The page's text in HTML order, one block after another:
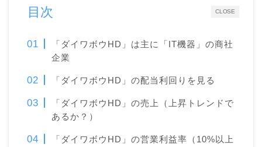
CLOSE
目次
「ダイワボウHD」は主に「IT機器」の商社
企業
「ダイワボウHD」の配当利回りを見る
「ダイワボウHD」の売上（上昇トレンドで
あるか？）
「ダイワボウHD」の営業利益率（10%以上